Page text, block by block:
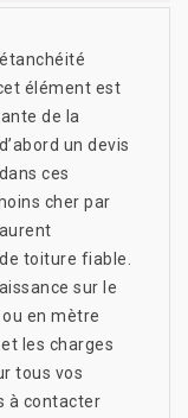
élément est
de la
un devis
ces
cher par
toiture fiable.
sur le
en mètre
les charges
tous vos
à contacter